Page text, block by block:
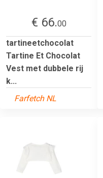
€ 66.00
tartineetchocolat
Tartine Et Chocolat
Vest met dubbele rij
k...
Farfetch NL